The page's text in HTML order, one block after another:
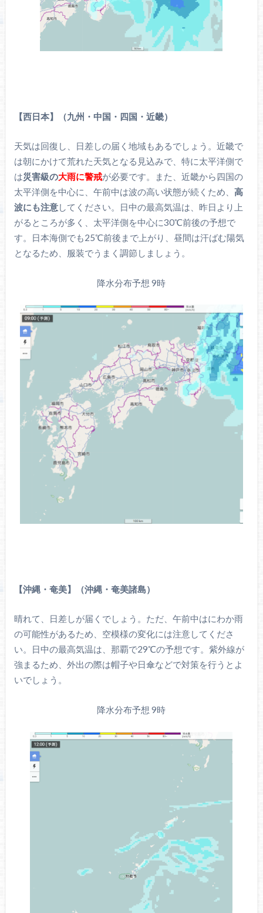
【西日本】（九州・中国・四国・近畿）
天気は回復し、日差しの届く地域もあるでしょう。近畿で
は朝にかけて荒れた天気となる見込みで、特に太平洋側で
は災害級の大雨に警戒が必要です。また、近畿から四国の
太平洋側を中心に、午前中は波の高い状態が続くため、 高
波にも注意してください。日中の最高気温は、昨日より上
がるところが多く、太平洋側を中心に30℃前後の予想で
す。日本海側でも25℃前後まで上がり、昼間は汗ばむ陽気
となるため、服装でうまく調節しましょう。
降水分布予想 9時
【沖縄・奄美】（沖縄・奄美諸島）
晴れて、日差しが届くでしょう。ただ、午前中はにわか雨
の可能性があるため、空模様の変化には注意してくださ
い。日中の最高気温は、那覇で29℃の予想です。紫外線が
強まるため、外出の際は帽子や日傘などで対策を行うとよ
いでしょう。
降水分布予想 9時